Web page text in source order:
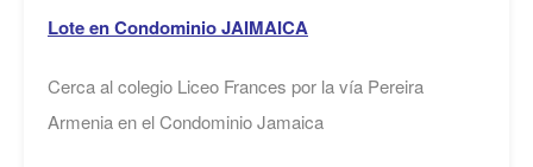
Lote en Condominio JAIMAICA
Cerca al colegio Liceo Frances por la vía Pereira
Armenia en el Condominio Jamaica